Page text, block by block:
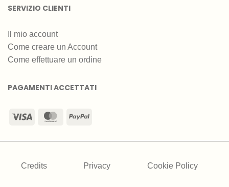
SERVIZIO CLIENTI
Il mio account
Come creare un Account
Come effettuare un ordine
PAGAMENTI ACCETTATI
Visa MasterCardPayPal
Credits Privacy Cookie Policy